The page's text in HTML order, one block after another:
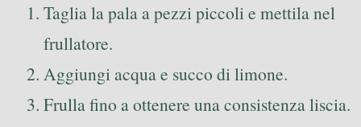
Taglia la pala a pezzi piccoli e mettila nel
frullatore.
Aggiungi acqua e succo di limone.
Frulla fino a ottenere una consistenza liscia.